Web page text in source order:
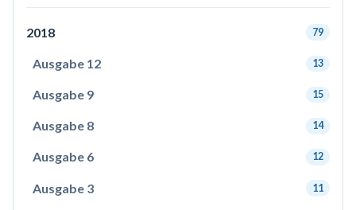
2018 79
Ausgabe 12 13
Ausgabe 9 15
Ausgabe 8 14
Ausgabe 6 12
Ausgabe 3 11